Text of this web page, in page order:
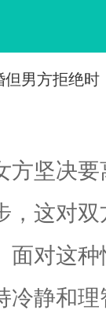
但男方拒绝时
方坚决要
，这对双
面对这种
冷静和